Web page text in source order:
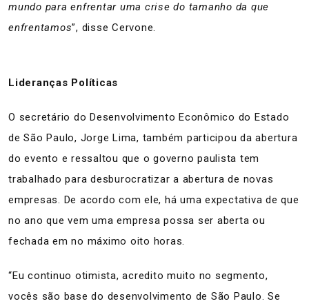
mundo para enfrentar uma crise do tamanho da que
enfrentamos”, disse Cervone.
Lideranças Políticas
O secretário do Desenvolvimento Econômico do Estado
de São Paulo, Jorge Lima, também participou da abertura
do evento e ressaltou que o governo paulista tem
trabalhado para desburocratizar a abertura de novas
empresas. De acordo com ele, há uma expectativa de que
no ano que vem uma empresa possa ser aberta ou
fechada em no máximo oito horas.
“Eu continuo otimista, acredito muito no segmento,
vocês são base do desenvolvimento de São Paulo. Se